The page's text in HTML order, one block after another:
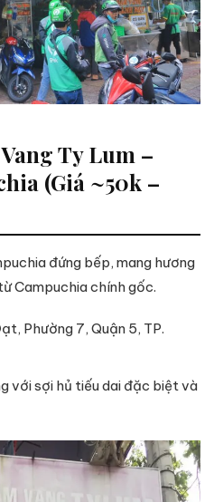
Ty Lum –
(Giá ~50k –
đứng bếp, mang hương
Campuchia chính gốc.
Phường 7, Quận 5, TP.
với sợi hủ tiếu dai đặc biệt và